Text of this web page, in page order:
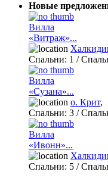
Новые
Вилла
«Витраж»...
Спальни: 1 /
Вилла
«Сузана»...
о. Крит,
Спальни: 3 /
Вилла
«Ивонн»...
Спальни: 5 /